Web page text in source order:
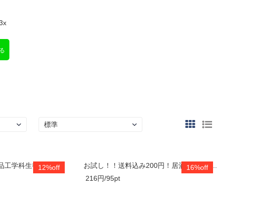
12%off
工学科生徒考案の
16%off
お試し！！送料込み200円！居酒屋さんが..
216円/95pt